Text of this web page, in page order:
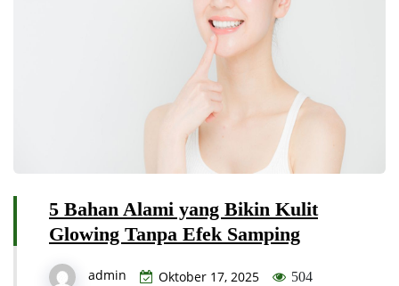
5 Bahan Alami yang Bikin Kulit
Glowing Tanpa Efek Samping
admin Oktober 17, 2025 504